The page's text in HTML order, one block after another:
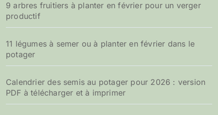
9 arbres fruitiers à planter en février pour un verger
productif
11 légumes à semer ou à planter en février dans le
potager
Calendrier des semis au potager pour 2026 : version
PDF à télécharger et à imprimer